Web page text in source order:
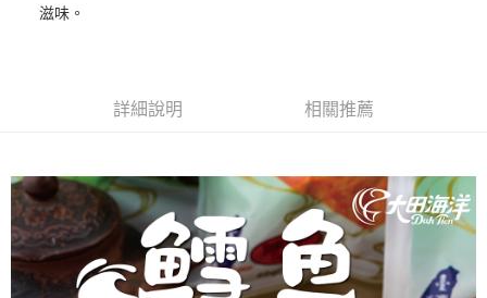
全盈+PAY
【關於「AFTEE先享後付」】
２．便利：只要手機號碼，簡訊認證，即可結帳。
３．安心：先確認商品／服務後，再付款。
【「AFTEE先享後付」結帳流程】
１．於結帳方式選擇「AFTEE先享後付」後，將跳轉至「AFTEE先享後付」
結帳頁面，進行簡訊認證並確認金額後，即可完成結帳。
運送方式
全家取貨付款
每筆NT$60，滿NT$699(含以上)免運費
付款後全家取貨
滋味。
詳細說明 相關推薦